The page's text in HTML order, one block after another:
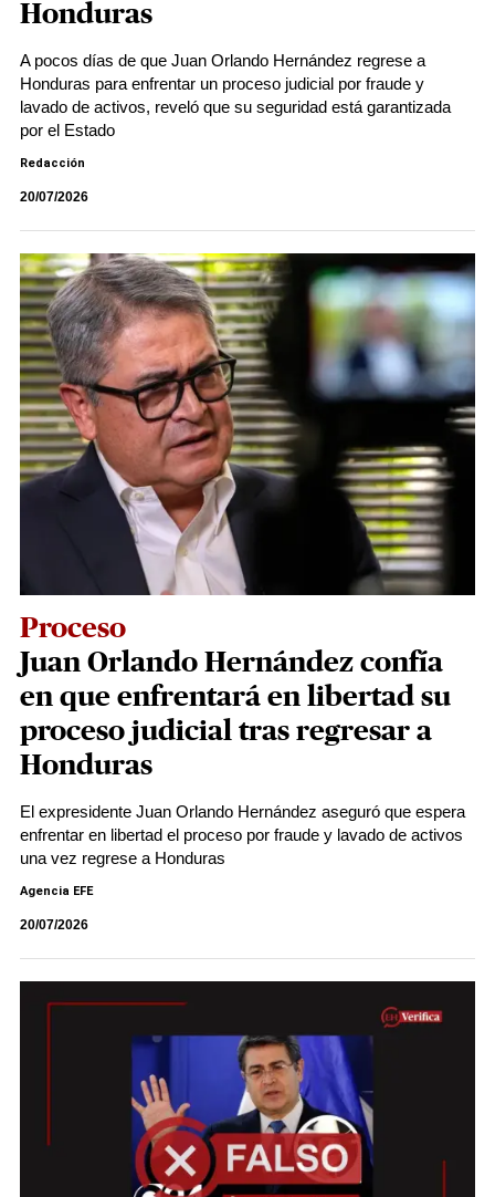
Honduras
A pocos días de que Juan Orlando Hernández regrese a
Honduras para enfrentar un proceso judicial por fraude y
lavado de activos, reveló que su seguridad está garantizada
por el Estado
Redacción
20/07/2026
Proceso
Juan Orlando Hernández confía
en que enfrentará en libertad su
proceso judicial tras regresar a
Honduras
El expresidente Juan Orlando Hernández aseguró que espera
enfrentar en libertad el proceso por fraude y lavado de activos
una vez regrese a Honduras
Agencia EFE
20/07/2026